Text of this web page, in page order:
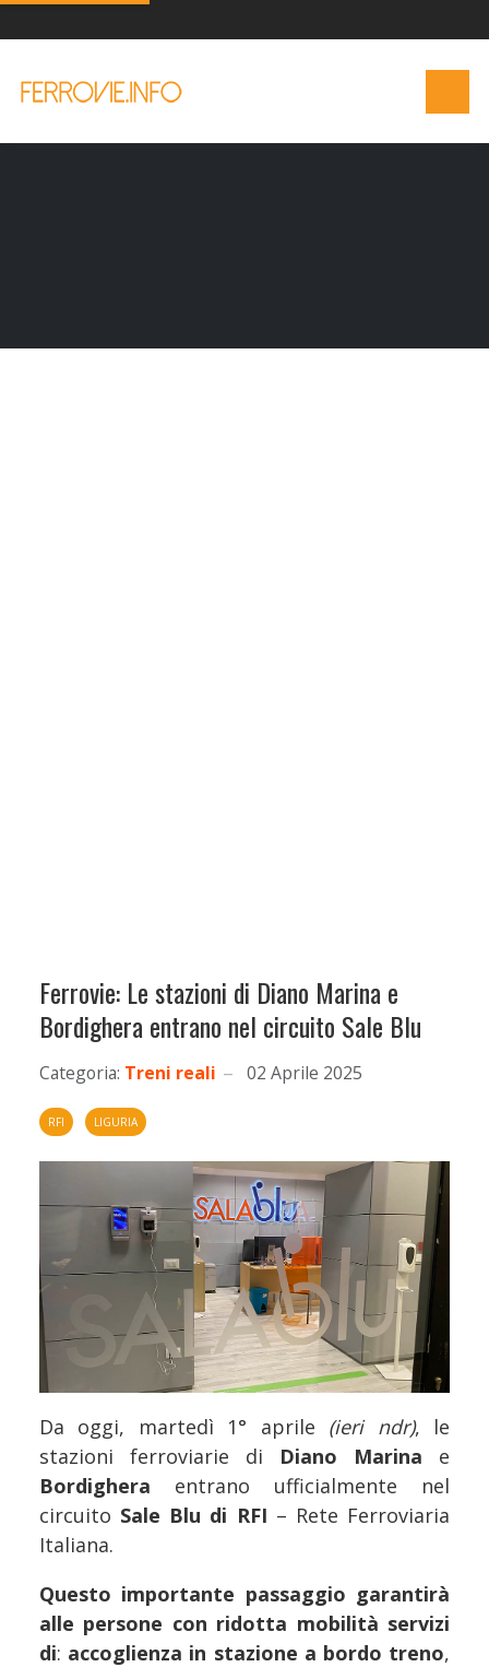
Ferrovie: Le stazioni di Diano Marina e
Bordighera entrano nel circuito Sale Blu
Categoria: Treni reali 02 Aprile 2025
RFI LIGURIA
Da oggi, martedì 1° aprile (ieri ndr), le
stazioni ferroviarie di Diano Marina e
Bordighera entrano ufficialmente nel
circuito Sale Blu di RFI – Rete Ferroviaria
Italiana.
Questo importante passaggio garantirà
alle persone con ridotta mobilità servizi
di: accoglienza in stazione a bordo treno,